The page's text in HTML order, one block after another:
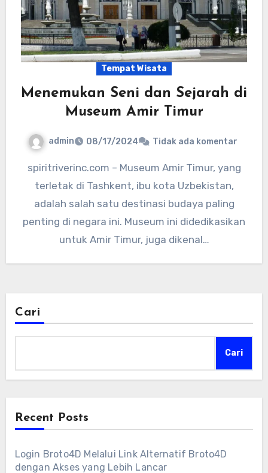
Tempat Wisata
Menemukan Seni dan Sejarah di
Museum Amir Timur
admin 08/17/2024 Tidak ada komentar
spiritriverinc.com – Museum Amir Timur, yang
terletak di Tashkent, ibu kota Uzbekistan,
adalah salah satu destinasi budaya paling
penting di negara ini. Museum ini didedikasikan
untuk Amir Timur, juga dikenal…
Cari
Cari
Recent Posts
Login Broto4D Melalui Link Alternatif Broto4D
dengan Akses yang Lebih Lancar